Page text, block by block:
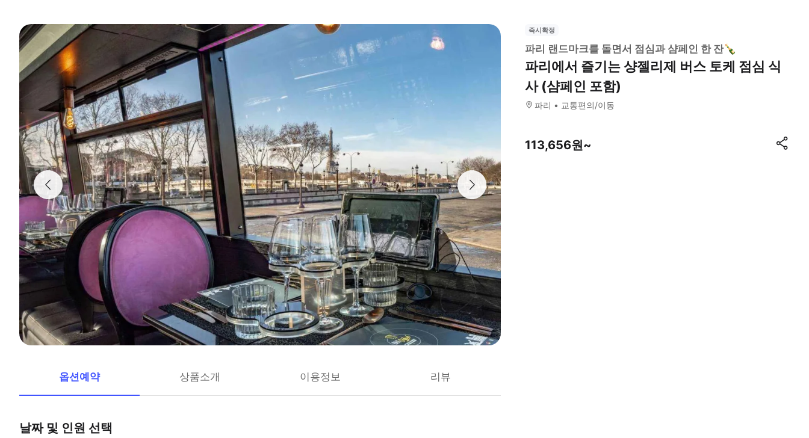
옵션예약 상품소개 이용정보 리뷰
날짜 및 인원 선택
즉시확정
파리 랜드마크를 돌면서 점심과 샴페인 한 잔🍾
파리에서 즐기는 샹젤리제 버스 토케 점심 식
사 (샴페인 포함)
파리 교통편의/이동
113,656원~